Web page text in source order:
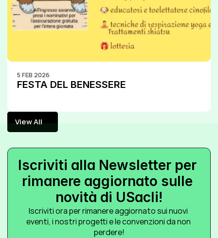
5 FEB 2026
FESTA DEL BENESSERE
View All
View All
Iscriviti alla Newsletter per
rimanere aggiornato sulle
novità di USacli!
Iscriviti ora per rimanere aggiornato sui nuovi
eventi, i nostri progetti e le convenzioni da non
perdere!